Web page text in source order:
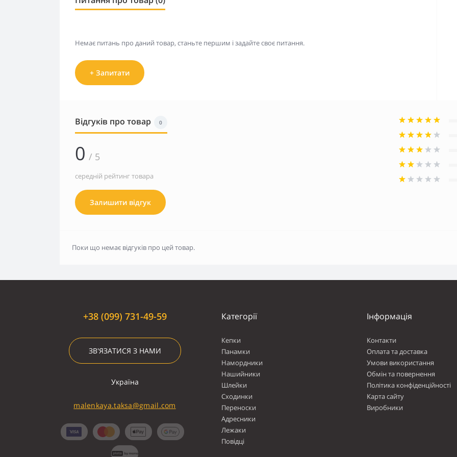
Немає питань про даний товар, станьте першим і задайте своє питання.
+ Запитати
Відгуків про товар 0
0 / 5
середній рейтинг товара
Залишити відгук
Поки що немає відгуків про цей товар.
+38 (099) 731-49-59
ЗВ'ЯЗАТИСЯ З НАМИ
Україна
malenkaya.taksa@gmail.com
Категорії
Кепки
Панамки
Намордники
Нашийники
Шлейки
Сходинки
Переноски
Адресники
Лежаки
Повідці
Інформація
Контакти
Оплата та доставка
Умови використання
Обмін та повернення
Політика конфіденційності
Карта сайту
Виробники